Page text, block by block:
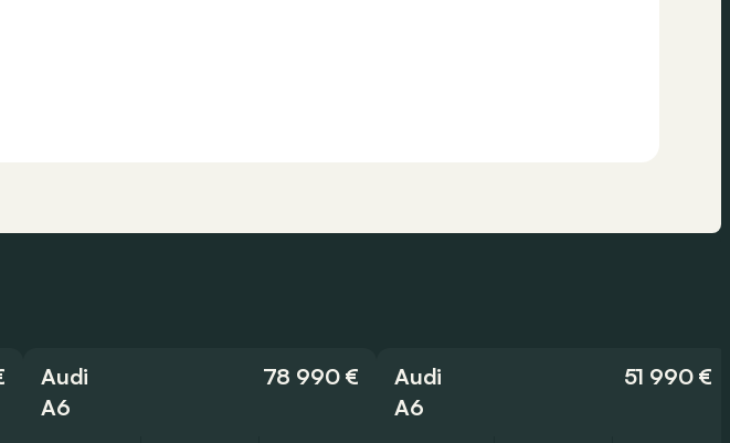
Audi
A6
78 990 €
Audi
A6
51 990 €